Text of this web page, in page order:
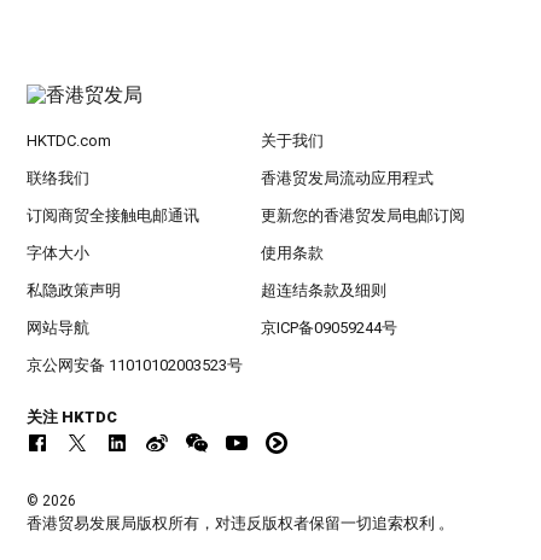
HKTDC.com 关于我们
联络我们 香港贸发局流动应用程式
订阅商贸全接触电邮通讯 更新您的香港贸发局电邮订阅
字体大小 使用条款
私隐政策声明 超连结条款及细则
网站导航 京ICP备09059244号
京公网安备 11010102003523号
关注 HKTDC
© 2026
香港贸易发展局版权所有，对违反版权者保留一切追索权利 。